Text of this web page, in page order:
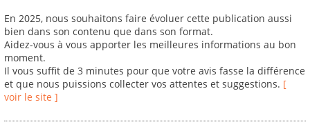
En 2025, nous souhaitons faire évoluer cette publication aussi
bien dans son contenu que dans son format.
Aidez-vous à vous apporter les meilleures informations au bon
moment.
Il vous suffit de 3 minutes pour que votre avis fasse la différence
et que nous puissions collecter vos attentes et suggestions. [
voir le site ]